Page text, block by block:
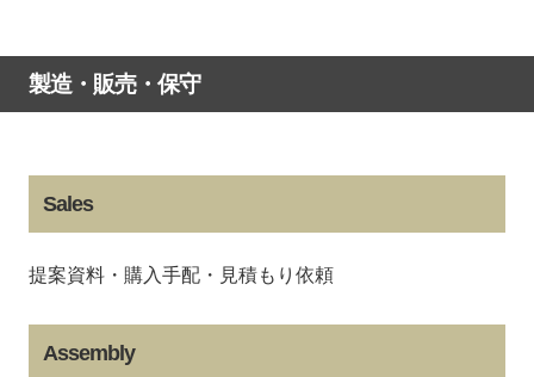
製造・販売・保守
Sales
提案資料・購入手配・見積もり依頼
Assembly